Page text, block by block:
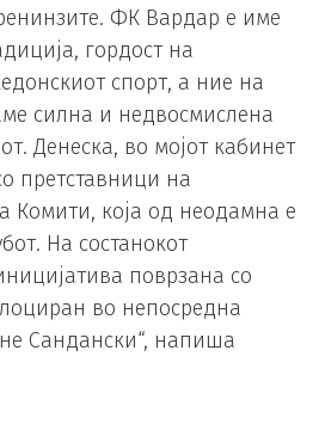
ФК Вардар е име
гордост на
спорт, а ние на
силна и недвосмислена
Денеска, во мојот кабинет
претставници на
Комити, која од неодамна е
На состанокот
поврзана со
во непосредна
Сандански“, напиша